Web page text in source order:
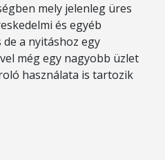
mely jelenleg üres
és egyéb
a nyitáshoz egy
még egy nagyobb üzlet
használata is tartozik